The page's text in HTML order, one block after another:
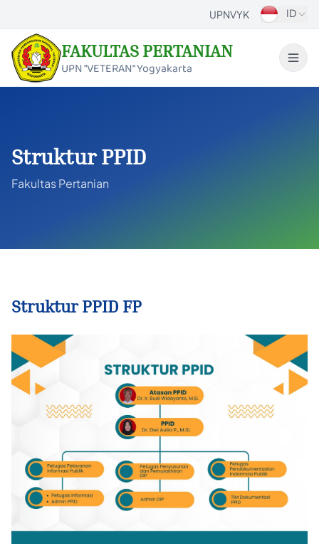
UPNVYK ID
FAKULTAS PERTANIAN
UPN "VETERAN" Yogyakarta
Struktur PPID
Fakultas Pertanian
Struktur PPID FP